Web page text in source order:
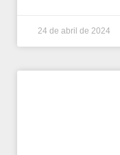
24 de abril de 2024